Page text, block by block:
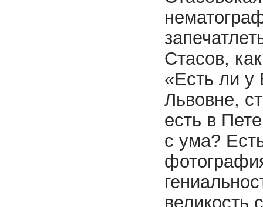
Стасов,
«Есть ли у
Львовне,
есть в
с ума?